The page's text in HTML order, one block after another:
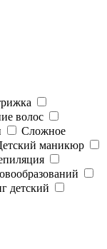
волос
Сложное
маникюр
детский